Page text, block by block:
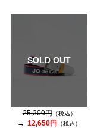
SOLD OUT
25,300円（税込）
12,650円 （税込）